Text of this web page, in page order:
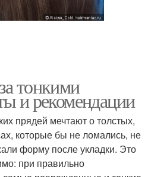
тонкими
и рекомендации
прядей мечтают о толстых,
которые бы не ломались, не
форму после укладки. Это
при правильно